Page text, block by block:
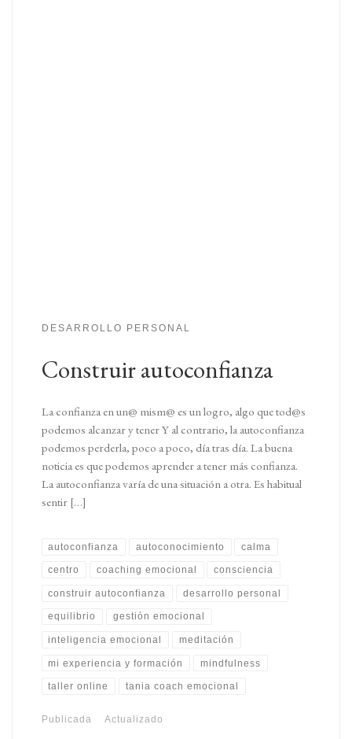
DESARROLLO PERSONAL
Construir autoconfianza
La confianza en un@ mism@ es un logro, algo que tod@s
podemos alcanzar y tener Y al contrario, la autoconfianza
podemos perderla, poco a poco, día tras día. La buena
noticia es que podemos aprender a tener más confianza.
La autoconfianza varía de una situación a otra. Es habitual
sentir […]
autoconfianza autoconocimiento calma
centro coaching emocional consciencia
construir autoconfianza desarrollo personal
equilibrio gestión emocional
inteligencia emocional meditación
mi experiencia y formación mindfulness
taller online tania coach emocional
Publicada Actualizado